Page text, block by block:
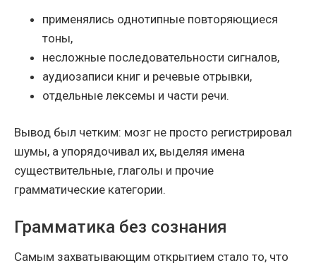
применялись однотипные повторяющиеся
тоны,
несложные последовательности сигналов,
аудиозаписи книг и речевые отрывки,
отдельные лексемы и части речи.
Вывод был четким: мозг не просто регистрировал
шумы, а упорядочивал их, выделяя имена
существительные, глаголы и прочие
грамматические категории.
Грамматика без сознания
Самым захватывающим открытием стало то, что